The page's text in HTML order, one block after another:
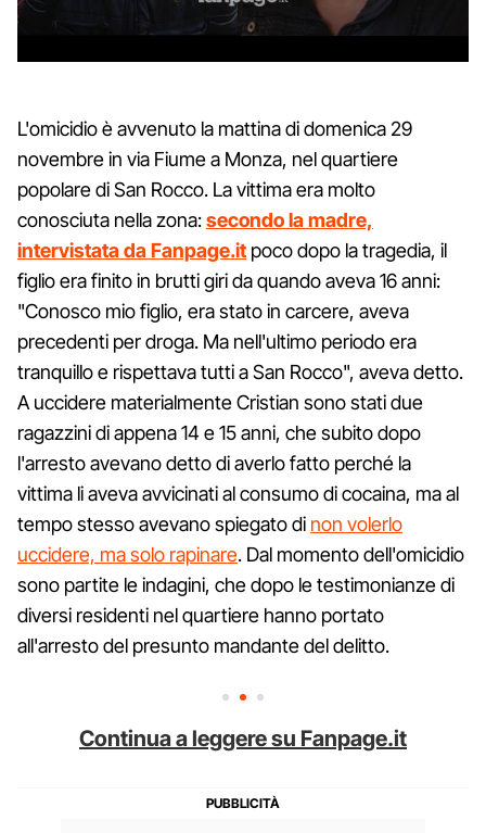
L'omicidio è avvenuto la mattina di domenica 29
novembre in via Fiume a Monza, nel quartiere
popolare di San Rocco. La vittima era molto
conosciuta nella zona:secondo la madre,
intervistata da Fanpage.it poco dopo la tragedia, il
figlio era finito in brutti giri da quando aveva 16 anni:
"Conosco mio figlio, era stato in carcere, aveva
precedenti per droga. Ma nell'ultimo periodo era
tranquillo e rispettava tutti a San Rocco", aveva detto.
A uccidere materialmente Cristian sono stati due
ragazzini di appena 14 e 15 anni, che subito dopo
l'arresto avevano detto di averlo fatto perché la
vittima li aveva avvicinati al consumo di cocaina, ma al
tempo stesso avevano spiegato di non volerlo
uccidere, ma solo rapinare. Dal momento dell'omicidio
sono partite le indagini, che dopo le testimonianze di
diversi residenti nel quartiere hanno portato
all'arresto del presunto mandante del delitto.
Continua a leggere su Fanpage.it